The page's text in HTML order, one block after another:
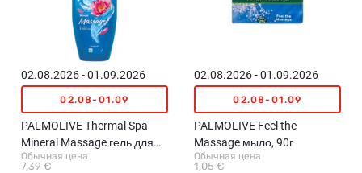
02.08.2026 - 01.09.2026
02.08-01.09
PALMOLIVE Thermal Spa
Mineral Massage гель для
душа, 500мл
Обычная цена
7,39 €
02.08.2026 - 01.09.2026
02.08-01.09
PALMOLIVE Feel the
Massage мыло, 90г
Обычная цена
1,05 €